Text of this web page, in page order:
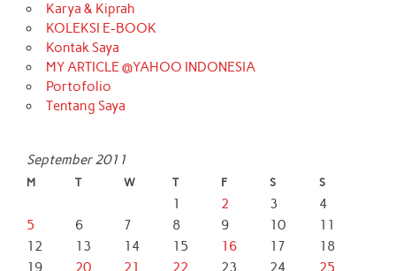
Karya & Kiprah
KOLEKSI E-BOOK
Kontak Saya
MY ARTICLE @YAHOO INDONESIA
Portofolio
Tentang Saya
September 2011
M T W T F S S
1 2 3
4
5
6 7 8 9 10
11
12
13 14 15 16 17
18
19
20 21 22 23 24
25